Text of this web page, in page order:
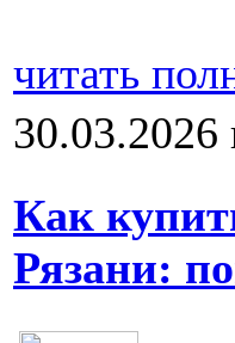
читать
30.03.2026
Как
Рязани: